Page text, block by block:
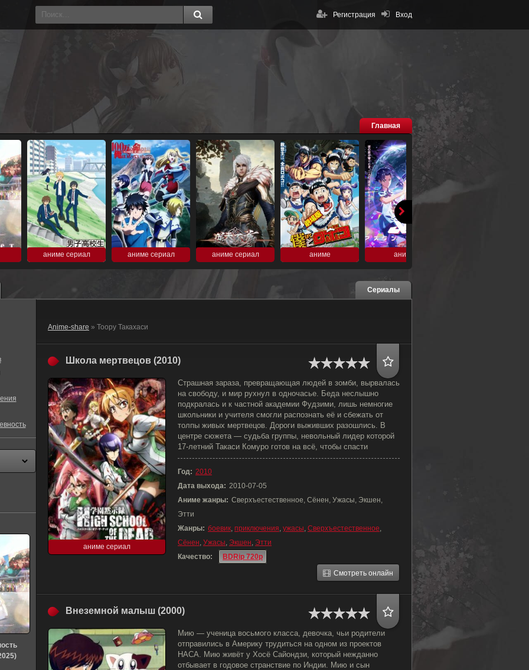
Вход
Регистрация
Главная
аниме сериал аниме сериал аниме сериал аниме аниме
Сериалы
Anime-share » Тоору Такахаси
Школа мертвецов (2010)
аниме сериал
Страшная зараза, превращающая людей в зомби, вырвалась
на свободу, и мир рухнул в одночасье. Беда неслышно
подкралась и к частной академии Фудзими, лишь немногие
школьники и учителя смогли распознать её и сбежать от
толпы живых мертвецов. Дороги выживших разошлись. В
центре сюжета — судьба группы, невольный лидер которой
17-летний Такаси Комуро готов на всё, чтобы спасти
Год: 2010
Дата выхода: 2010-07-05
Аниме жанры: Сверхъестественное, Сёнен, Ужасы, Экшен,
Этти
Жанры: боевик, приключения, ужасы, Сверхъестественное,
Сёнен, Ужасы, Экшен, Этти
Качество:
BDRip 720p
Смотреть онлайн
Внеземной малыш (2000)
Мию — ученица восьмого класса, девочка, чьи родители
отправились в Америку трудиться на одном из проектов
НАСА. Мию живёт у Хосё Сайондзи, который нежданно
отбывает в годовое странствие по Индии. Мию и сын